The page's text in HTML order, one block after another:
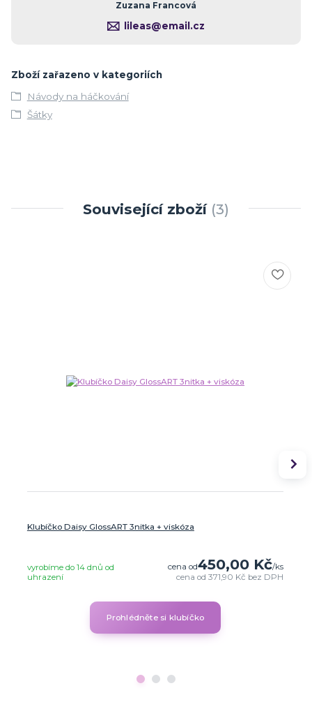
Zuzana Francová
lileas@email.cz
Zboží zařazeno v kategoriích
Návody na háčkování
Šátky
Související zboží 3
Klubíčko Daisy GlossART 3nitka + viskóza
cena od450,00 Kč/ks
cena od371,90 Kč bez DPH
vyrobíme do 14 dnů od
uhrazení
Prohlédněte si klubíčko